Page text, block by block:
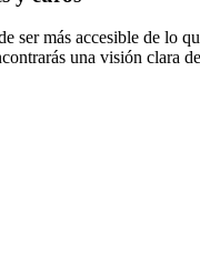
ser más accesible de lo
una visión